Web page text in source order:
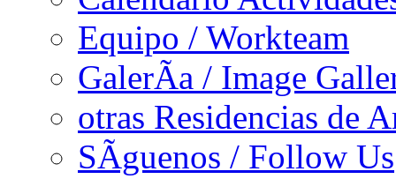
Equipo / Workteam
GalerÃ­a / Image
otras Residencias de
SÃ­guenos / Follow Us